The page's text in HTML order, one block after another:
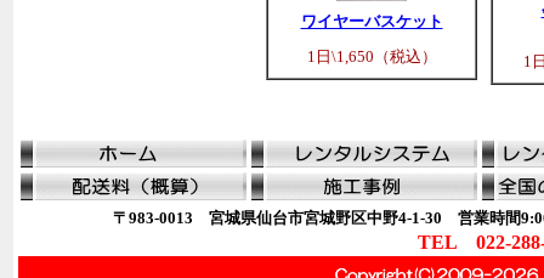
ワイヤーバスケット
1日\1,650（税込）
1
〒983-0013 宮城県仙台市宮城野区中野4-1-30 営業時間
TEL 022-